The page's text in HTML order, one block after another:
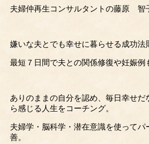
夫婦仲再生コンサルタントの藤原 智
嫌いな夫とでも幸せに暮らせる成功法
最短７日間で夫との関係修復や妊娠例
ありのままの自分を認め、毎日幸せだ
ら感じる人生をコーチング。
夫婦学・脳科学・潜在意識を使ってパ
善。